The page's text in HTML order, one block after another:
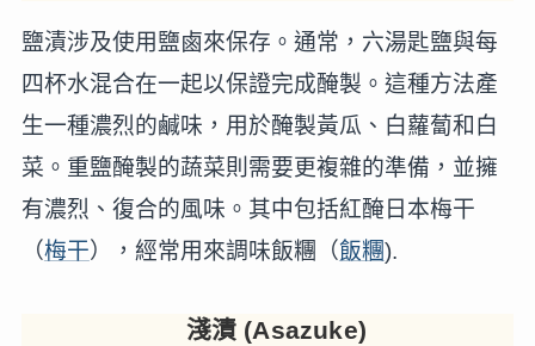
鹽漬涉及使用鹽鹵來保存。通常，六湯匙鹽與每
四杯水混合在一起以保證完成醃製。這種方法產
生一種濃烈的鹹味，用於醃製黃瓜、白蘿蔔和白
菜。重鹽醃製的蔬菜則需要更複雜的準備，並擁
有濃烈、復合的風味。其中包括紅醃日本梅干
（梅干），經常用來調味飯糰（飯糰).
淺漬 (Asazuke)